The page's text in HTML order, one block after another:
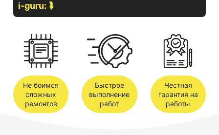
i-guru: ⮯
Не боимся
сложных
ремонтов
Быстрое
выполнение
работ
Честная
гарантия на
работы